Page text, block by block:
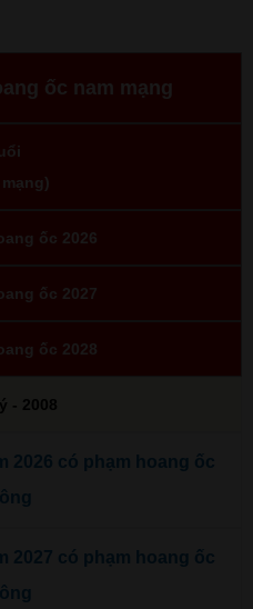
ốc nam mạng
mạng)
ốc 2026
ốc 2027
ốc 2028
- 2008
2026 có phạm hoang ốc
2027 có phạm hoang ốc